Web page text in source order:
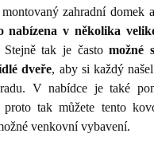
zahradní domek
nabízena v několika
Stejně tak je častomožné
dveře, aby si každý
V nabídce je také
proto tak můžete tento
venkovní vybavení.